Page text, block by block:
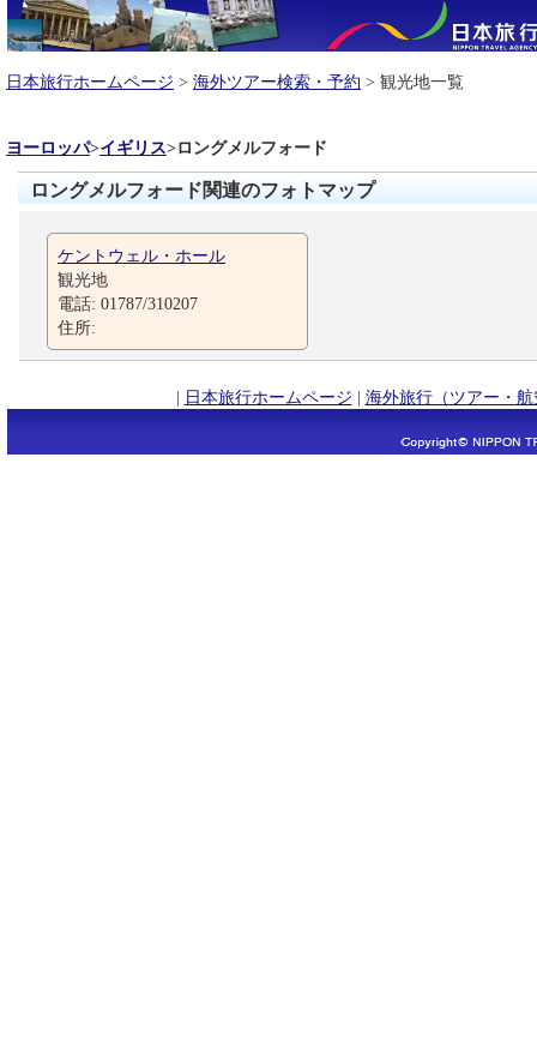
日本旅行ホームページ > 海外ツアー検索・予約 > 観光地一覧
ヨーロッパ>イギリス>ロングメルフォード
ロングメルフォード関連のフォトマップ
ケントウェル・ホール
観光地
電話: 01787/310207
住所:
| 日本旅行ホームページ | 海外旅行（ツアー・航